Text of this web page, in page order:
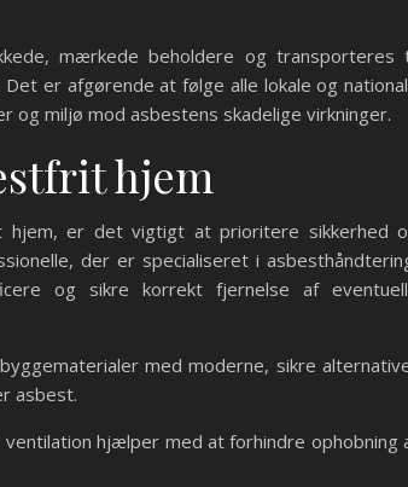
mærkede beholdere og transporteres
er afgørende at følge alle lokale og
miljø mod asbestens skadelige virkninger.
hjem
er det vigtigt at prioritere sikkerhed
der er specialiseret i
og sikre korrekt fjernelse af
med moderne, sikre
asbest.
hjælper med at forhindre ophobning